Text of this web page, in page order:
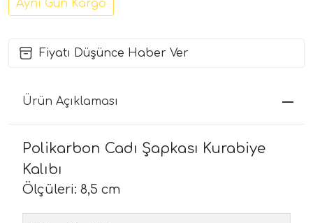
Aynı Gün Kargo
Fiyatı Düşünce Haber Ver
Ürün Açıklaması
Polikarbon Cadı Şapkası Kurabiye
Kalıbı
Ölçüleri: 8,5 cm